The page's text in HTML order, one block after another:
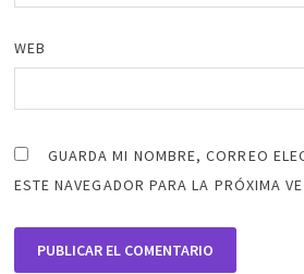
WEB
GUARDA MI NOMBRE, CORREO
ESTE NAVEGADOR PARA LA PRÓXIMA